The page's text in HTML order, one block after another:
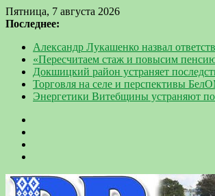
Пятница, 7 августа 2026
Последнее:
Александр Лукашенко назвал
«Пересчитаем стаж и повысим
Докшицкий район устраняет
Торговля на селе и перспективы
Энергетики Витебщины устраняют